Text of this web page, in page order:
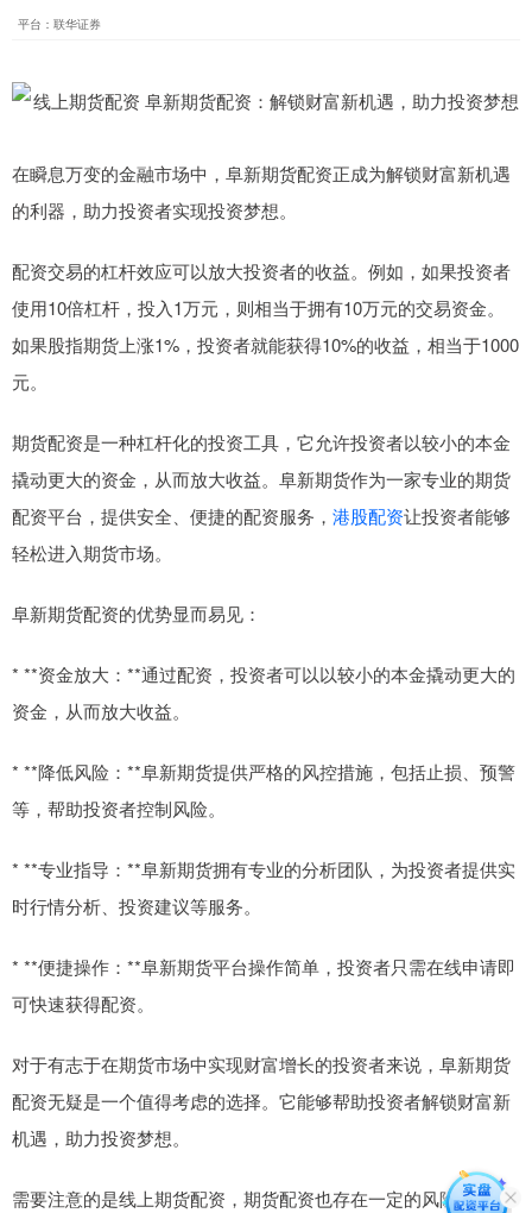
平台：联华证券
在瞬息万变的金融市场中，阜新期货配资正成为解锁财富新机遇
的利器，助力投资者实现投资梦想。
配资交易的杠杆效应可以放大投资者的收益。例如，如果投资者
使用10倍杠杆，投入1万元，则相当于拥有10万元的交易资金。
如果股指期货上涨1%，投资者就能获得10%的收益，相当于1000
元。
期货配资是一种杠杆化的投资工具，它允许投资者以较小的本金
撬动更大的资金，从而放大收益。阜新期货作为一家专业的期货
配资平台，提供安全、便捷的配资服务， 港股配资让投资者能够
轻松进入期货市场。
阜新期货配资的优势显而易见：
* **资金放大：**通过配资，投资者可以以较小的本金撬动更大的
资金，从而放大收益。
* **降低风险：**阜新期货提供严格的风控措施，包括止损、预警
等，帮助投资者控制风险。
* **专业指导：**阜新期货拥有专业的分析团队，为投资者提供实
时行情分析、投资建议等服务。
* **便捷操作：**阜新期货平台操作简单，投资者只需在线申请即
可快速获得配资。
对于有志于在期货市场中实现财富增长的投资者来说，阜新期货
配资无疑是一个值得考虑的选择。它能够帮助投资者解锁财富新
机遇，助力投资梦想。
需要注意的是线上期货配资，期货配资也存在一定的风险。投资